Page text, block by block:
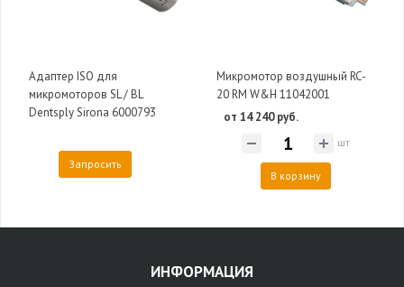
Адаптер ISO для
микромоторов SL / BL
Dentsply Sirona 6000793
Запросить
Микромотор воздушный RC-
20 RM W&H 11042001
от 14 240 руб.
шт
В корзину
ИНФОРМАЦИЯ